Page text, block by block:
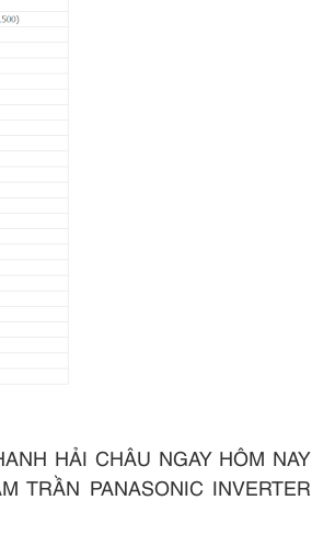
HẢI CHÂU NGAY HÔM NAY
TRẦN PANASONIC INVERTER